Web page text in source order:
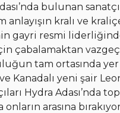
bulunan
kralı ve
gayri resmi
çabalamaktan
tam ortasında yer
Kanadalı yeni şair
Hydra Adası’nda
onların arasına